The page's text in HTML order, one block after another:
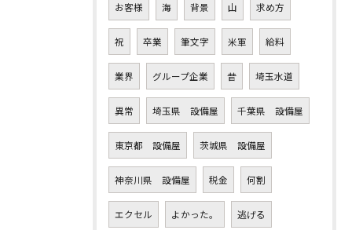
お客様 海 背景 山 求め方
祝 卒業 筆文字 米軍 給料
業界 グループ企業 昔 埼玉水道
異常 埼玉県 設備屋 千葉県 設備屋
東京都 設備屋 茨城県 設備屋
神奈川県 設備屋 税金 何割
エクセル よかった。 逃げる